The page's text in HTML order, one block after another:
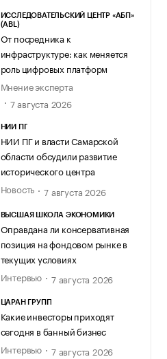
ИССЛЕДОВАТЕЛЬСКИЙ ЦЕНТР «АБП»
(ABL)
От посредника к
инфраструктуре: как меняется
роль цифровых платформ
Мнение эксперта
7 августа 2026
НИИ ПГ
НИИ ПГ и власти Самарской
области обсудили развитие
исторического центра
Новость
7 августа 2026
ВЫСШАЯ ШКОЛА ЭКОНОМИКИ
Оправдана ли консервативная
позиция на фондовом рынке в
текущих условиях
Интервью
7 августа 2026
ЦАРАН ГРУПП
Какие инвесторы приходят
сегодня в банный бизнес
Интервью
7 августа 2026